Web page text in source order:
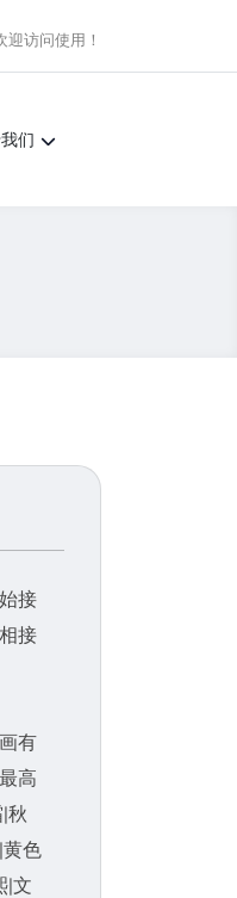
迎访问使用！
们
接
接
有
高
秋
色
|文